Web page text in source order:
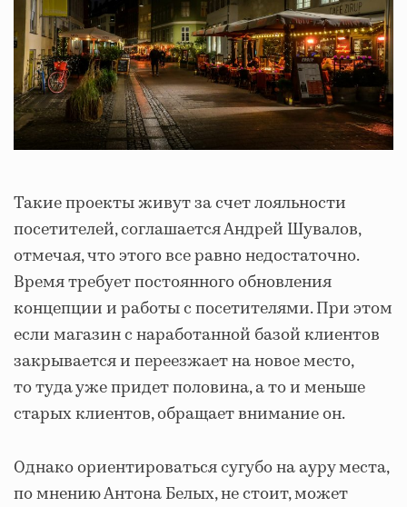
Такие проекты живут за счет лояльности
посетителей, соглашается Андрей Шувалов,
отмечая, что этого все равно недостаточно.
Время требует постоянного обновления
концепции и работы с посетителями. При этом
если магазин с наработанной базой клиентов
закрывается и переезжает на новое место,
то туда уже придет половина, а то и меньше
старых клиентов, обращает внимание он.
Однако ориентироваться сугубо на ауру места,
по мнению Антона Белых, не стоит, может